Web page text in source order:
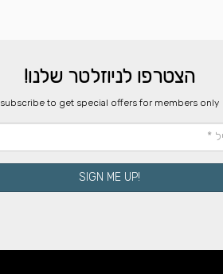
הצטרפו לניוזלטר שלנו!
​subscribe to get special offers for members only
!SIGN ME UP